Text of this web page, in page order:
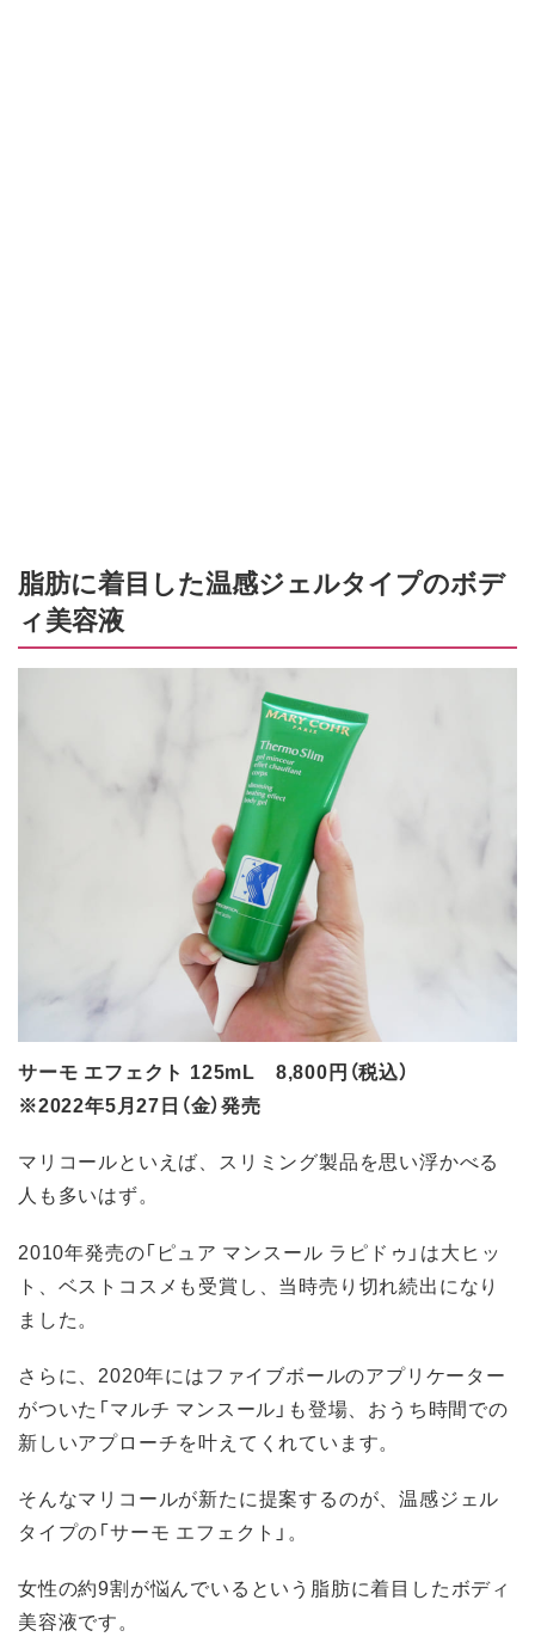
脂肪に着目した温感ジェルタイプのボデ
ィ美容液
サーモ エフェクト 125mL 8,800円（税込）
※2022年5月27日（金）発売
マリコールといえば、スリミング製品を思い浮かべる
人も多いはず。
2010年発売の「ピュア マンスール ラピドゥ」は大ヒッ
ト、ベストコスメも受賞し、当時売り切れ続出になり
ました。
さらに、2020年にはファイブボールのアプリケーター
がついた「マルチ マンスール」も登場、おうち時間での
新しいアプローチを叶えてくれています。
そんなマリコールが新たに提案するのが、温感ジェル
タイプの「サーモ エフェクト」。
女性の約9割が悩んでいるという脂肪に着目したボディ
美容液です。